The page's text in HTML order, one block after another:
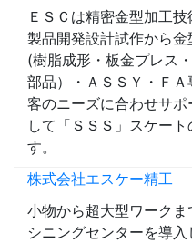
ＥＳＣは精密金型加工
製品開発設計試作から
(樹脂成形・板金プレス
部品）・ＡＳＳＹ・Ｆ
客のニーズに合わせサ
して「ＳＳＳ」スケー
す。
株式会社エスケー精工
小物から超大型ワーク
シニングセンターを導